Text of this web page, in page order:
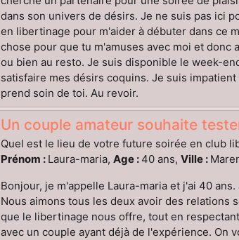
dans son univers de désirs. Je ne suis pas ici
en libertinage pour m'aider à débuter dans ce
chose pour que tu m'amuses avec moi et donc
ou bien au resto. Je suis disponible le week-
satisfaire mes désirs coquins. Je suis
prend soin de toi. Au revoir.
Un couple amateur souhaite
Quel est le lieu de votre future soirée en club
Prénom : Laura-maria, Age : 40 ans, Ville :
Bonjour, je m'appelle Laura-maria et j'ai 40
Nous aimons tous les deux avoir des
que le libertinage nous offre, tout en
avec un couple ayant déjà de l'expérience. On